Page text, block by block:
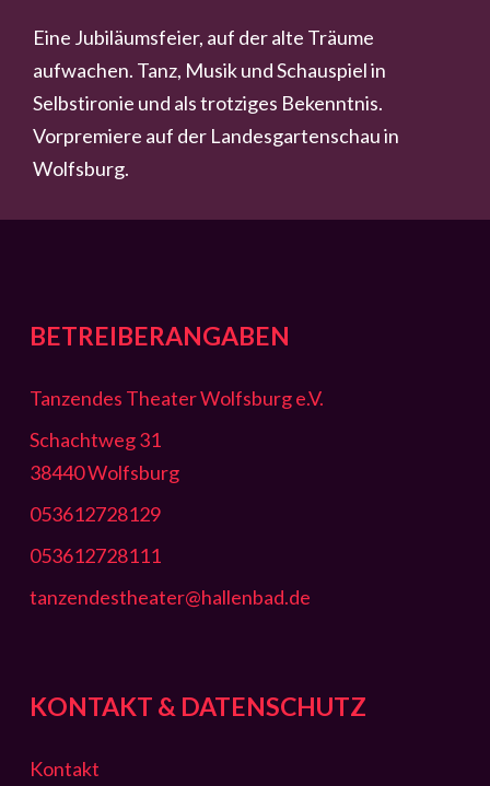
Eine Jubiläumsfeier, auf der alte Träume
aufwachen. Tanz, Musik und Schauspiel in
Selbstironie und als trotziges Bekenntnis.
Vorpremiere auf der Landesgartenschau in
Wolfsburg.
BETREIBERANGABEN
Tanzendes Theater Wolfsburg e.V.
Schachtweg 31
38440 Wolfsburg
053612728129
053612728111
tanzendestheater@hallenbad.de
KONTAKT & DATENSCHUTZ
Kontakt